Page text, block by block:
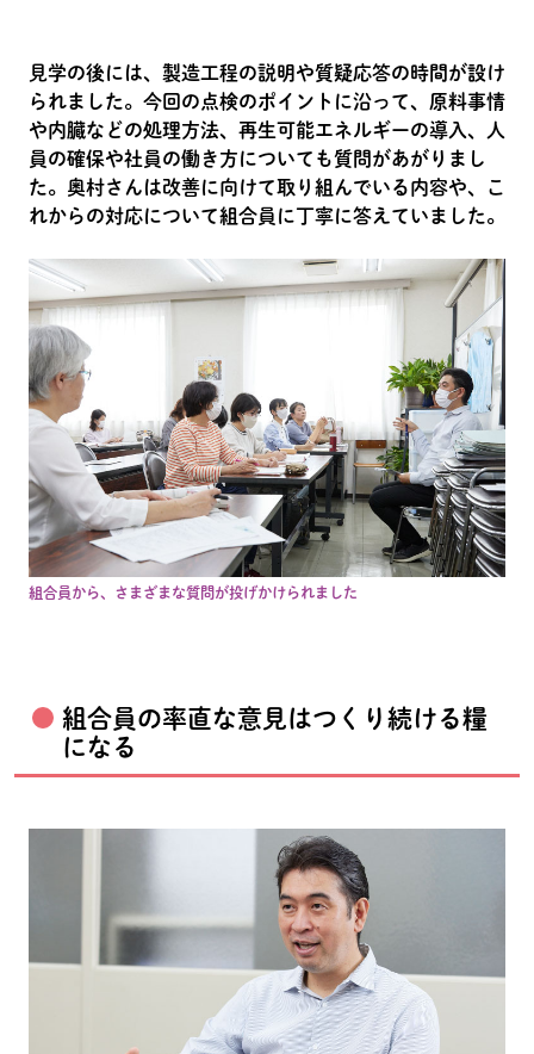
見学の後には、製造工程の説明や質疑応答の時間が設け
られました。今回の点検のポイントに沿って、原料事情
や内臓などの処理方法、再生可能エネルギーの導入、人
員の確保や社員の働き方についても質問があがりまし
た。奥村さんは改善に向けて取り組んでいる内容や、こ
れからの対応について組合員に丁寧に答えていました。
組合員から、さまざまな質問が投げかけられました
組合員の率直な意見はつくり続ける糧
になる